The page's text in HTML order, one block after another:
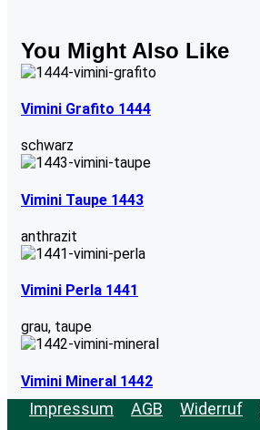
You Might Also Like
Vimini Grafito 1444
schwarz
Vimini Taupe 1443
anthrazit
Vimini Perla 1441
grau, taupe
Vimini Mineral 1442
grau
Impressum AGB Widerruf